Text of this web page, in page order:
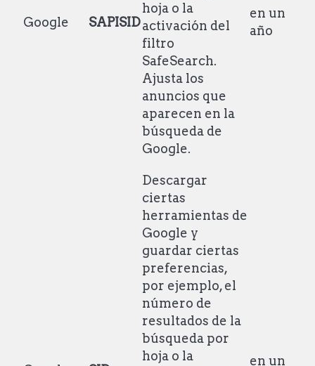
Google SAPISID
hoja o la
activación del
filtro
SafeSearch.
Ajusta los
anuncios que
aparecen en la
búsqueda de
Google.
en un
año
Descargar
ciertas
herramientas de
Google y
guardar ciertas
preferencias,
por ejemplo, el
número de
resultados de la
búsqueda por
hoja o la
en un